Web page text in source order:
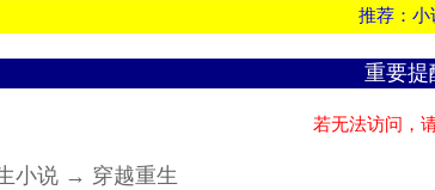
推荐：小
重要提
若无法访问，
小说 → 穿越重生